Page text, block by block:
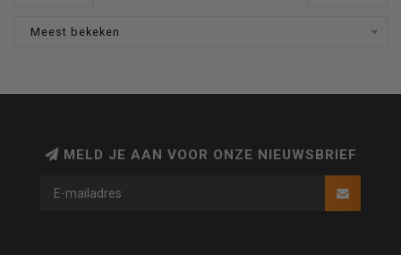
Meest bekeken
MELD JE AAN VOOR ONZE NIEUWSBRIEF